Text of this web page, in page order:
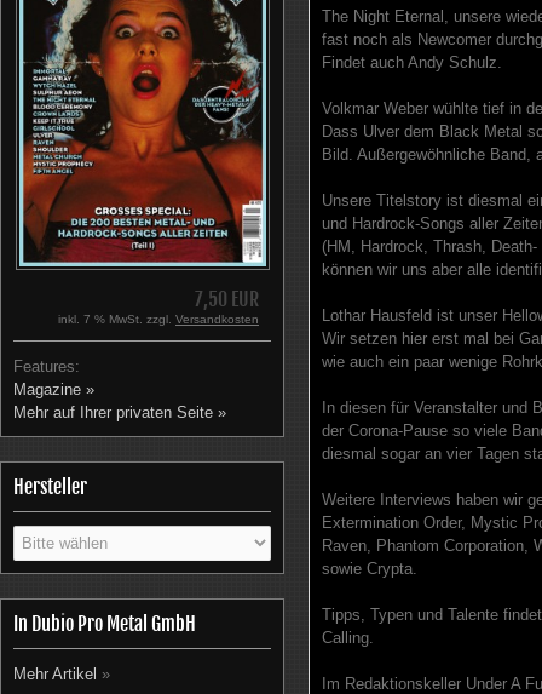
7,50 EUR
inkl. 7 % MwSt. zzgl. Versandkosten
Features:
Magazine »
Mehr auf Ihrer privaten Seite »
Hersteller
In Dubio Pro Metal GmbH
Mehr Artikel »
The Night Eternal, unsere
fast noch als Newcomer
Findet auch Andy Schulz.
Volkmar Weber wühlte tief in
Dass Ulver dem Black Metal
Bild. Außergewöhnliche Band,
Unsere Titelstory ist diesmal
und Hardrock-Songs aller
(HM, Hardrock, Thrash,
können wir uns aber alle
Lothar Hausfeld ist unser
Wir setzen hier erst mal bei
wie auch ein paar wenige
In diesen für Veranstalter und
der Corona-Pause so viele
diesmal sogar an vier Tagen
Weitere Interviews haben wir
Extermination Order, Mystic
Raven, Phantom Corporation,
sowie Crypta.
Tipps, Typen und Talente
Calling.
Im Redaktionskeller Under A